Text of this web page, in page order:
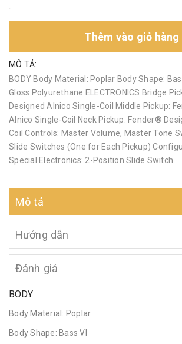
Thêm vào giỏ hàng
MÔ TẢ:
BODY Body Material: Poplar Body Shape:
Gloss Polyurethane ELECTRONICS Bridge
Designed Alnico Single-Coil Middle Pickup:
Alnico Single-Coil Neck Pickup: Fender®
Coil Controls: Master Volume, Master Tone
Slide Switches (One for Each Pickup)
Special Electronics: 2-Position Slide Switch...
Mô tả
Hướng dẫn
Đánh giá
BODY
Body Material: Poplar
Body Shape: Bass VI